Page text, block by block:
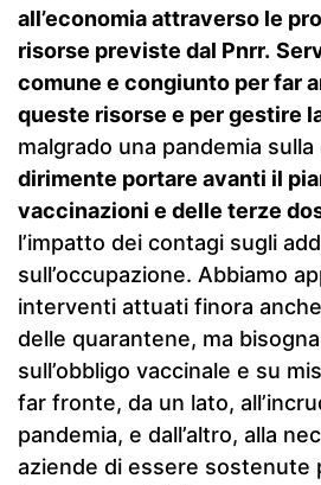
all’economia attraverso le
risorse previste dal Pnrr.
comune e congiunto per far
queste risorse e per gestire
malgrado una pandemia sulla
dirimente portare avanti il
vaccinazioni e delle terze
l’impatto dei contagi sugli
sull’occupazione. Abbiamo
interventi attuati finora
delle quarantene, ma
sull’obbligo vaccinale e su
far fronte, da un lato,
pandemia, e dall’altro, alla
aziende di essere sostenute